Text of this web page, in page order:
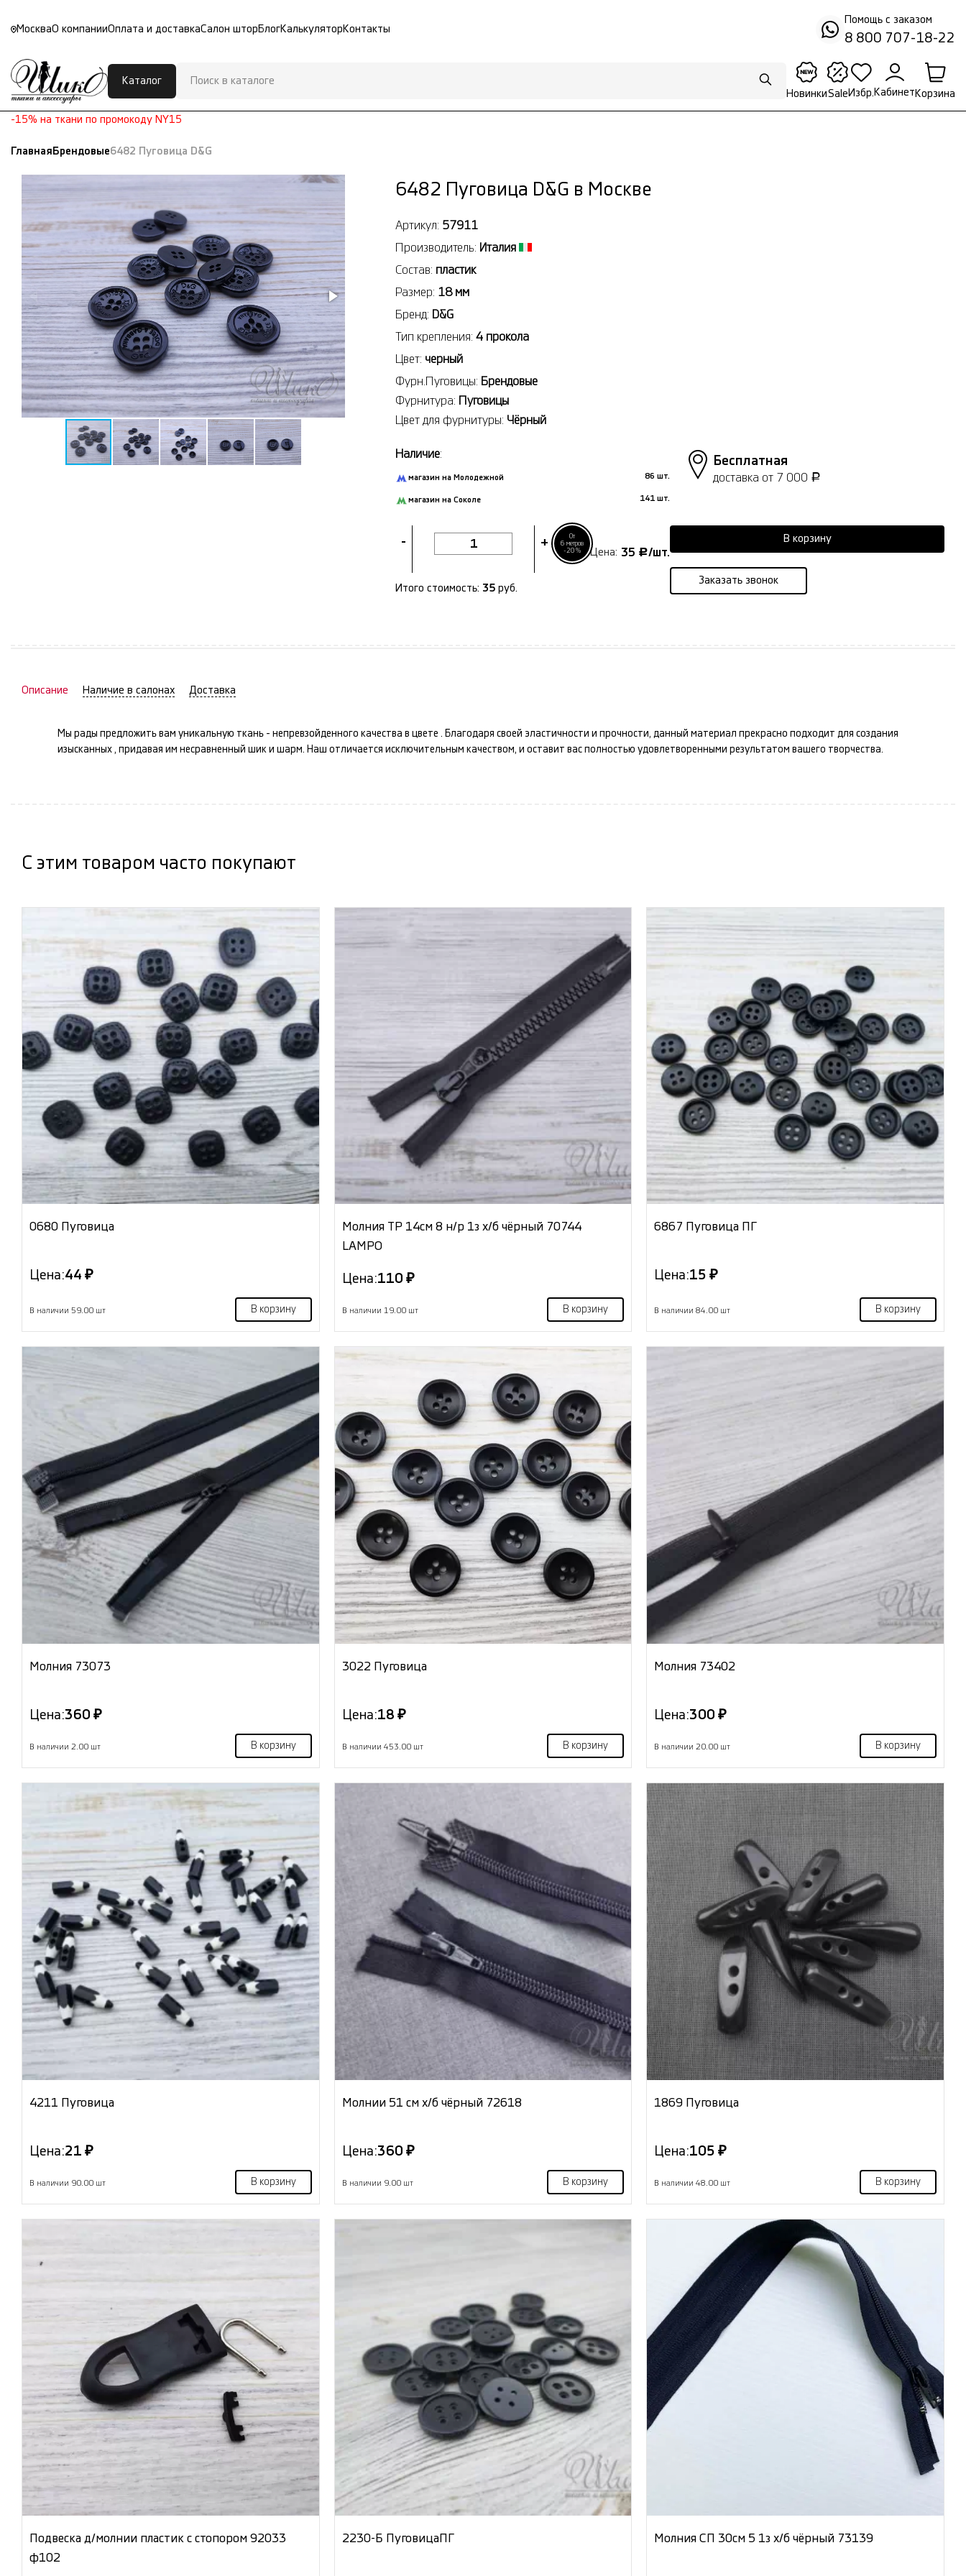
МоскваО компанииОплата и доставкаСалон штор БлогКалькулятор Контакты
Помощь с заказом
8 800 707-18-22
Каталог
НовинкиSale Избр. Кабинет Корзина
-15% на ткани по промокоду NY15
Главная Брендовые6482 Пуговица D&G
6482 Пуговица D&G в Москве
Артикул: 57911
Производитель: Италия
Состав: пластик
Размер: 18 мм
Бренд: D&G
Тип крепления: 4 прокола
Цвет: черный
Фурн.Пуговицы: Брендовые
Фурнитура: Пуговицы
Цвет для фурнитуры: Чёрный
Наличие:
магазин на Молодежной 86 шт.
магазин на Соколе 141 шт.
Бесплатная
доставка от 7 000 Р
- +
От
6 метров
-20%
Цена: 35 Р/шт.
Итого стоимость: 35 руб.
В корзину
Заказать звонок
Описание Наличие в салонах Доставка
Мы рады предложить вам уникальную ткань - непревзойденного качества в цвете . Благодаря своей эластичности и прочности, данный материал прекрасно подходит для создания
изысканных , придавая им несравненный шик и шарм. Наш отличается исключительным качеством, и оставит вас полностью удовлетворенными результатом вашего творчества.
С этим товаром часто покупают
0680 Пуговица
Цена:44 ₽
В наличии 59.00 шт В корзину
Молния ТР 14см 8 н/р 1з х/б чёрный 70744
LAMPO
Цена:110 ₽
В наличии 19.00 шт В корзину
6867 Пуговица ПГ
Цена:15 ₽
В наличии 84.00 шт В корзину
Молния 73073
Цена:360 ₽
В наличии 2.00 шт В корзину
3022 Пуговица
Цена:18 ₽
В наличии 453.00 шт В корзину
Молния 73402
Цена:300 ₽
В наличии 20.00 шт В корзину
4211 Пуговица
Цена:21 ₽
В наличии 90.00 шт В корзину
Молнии 51 см х/б чёрный 72618
Цена:360 ₽
В наличии 9.00 шт В корзину
1869 Пуговица
Цена:105 ₽
В наличии 48.00 шт В корзину
Подвеска д/молнии пластик с стопором 92033
ф102
2230-Б ПуговицаПГ Молния СП 30см 5 1з х/б чёрный 73139